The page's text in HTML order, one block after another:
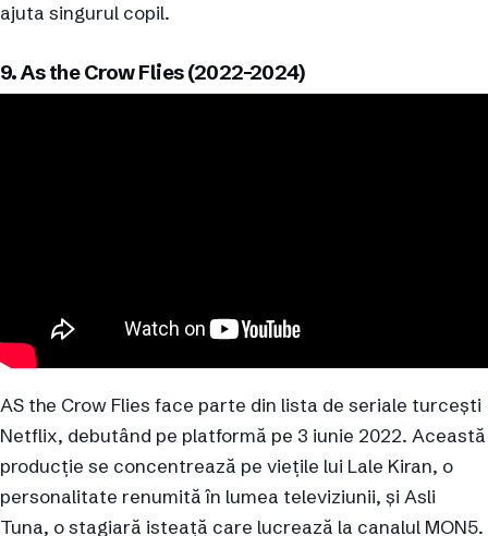
ajuta singurul copil.
9. As the Crow Flies (2022-2024)
AS the Crow Flies face parte din lista de seriale turcești
Netflix, debutând pe platformă pe 3 iunie 2022. Această
producție se concentrează pe viețile lui Lale Kiran, o
personalitate renumită în lumea televiziunii, și Asli
Tuna, o stagiară isteață care lucrează la canalul MON5.